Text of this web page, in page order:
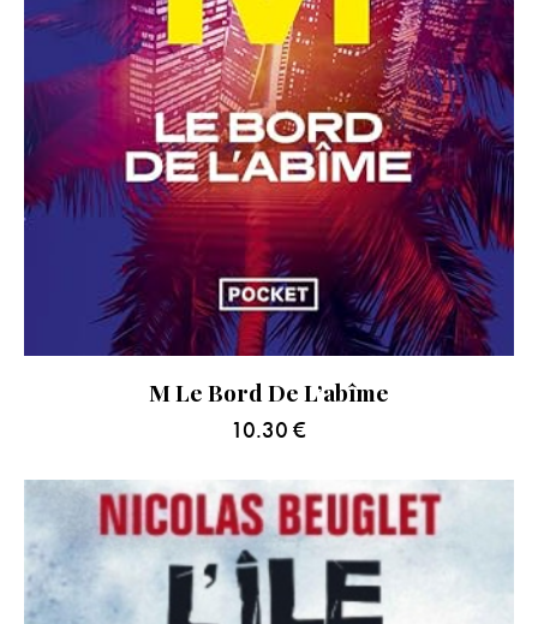
M Le Bord De L’abîme
10.30 €